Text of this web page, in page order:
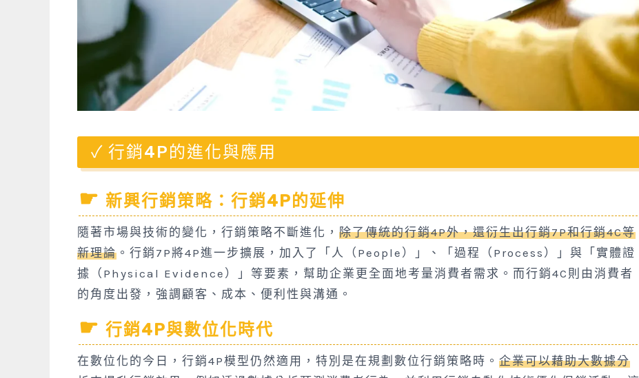
行銷4P的進化與應用
新興行銷策略：行銷4P的延伸
隨著市場與技術的變化，行銷策略不斷進化， 除了傳統的行銷4P外，還衍生出行銷7P和行銷4C等
新理論 。行銷7P將4P進一步擴展，加入了「人（People）」、「過程（Process）」與「實體證
據（Physical Evidence）」等要素，幫助企業更全面地考量消費者需求。而行銷4C則由消費者
的角度出發，強調顧客、成本、便利性與溝通。
行銷4P與數位化時代
在數位化的今日，行銷4P模型仍然適用，特別是在規劃數位行銷策略時。 企業可以藉助大數據分